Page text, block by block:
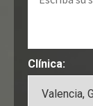
Clínica: